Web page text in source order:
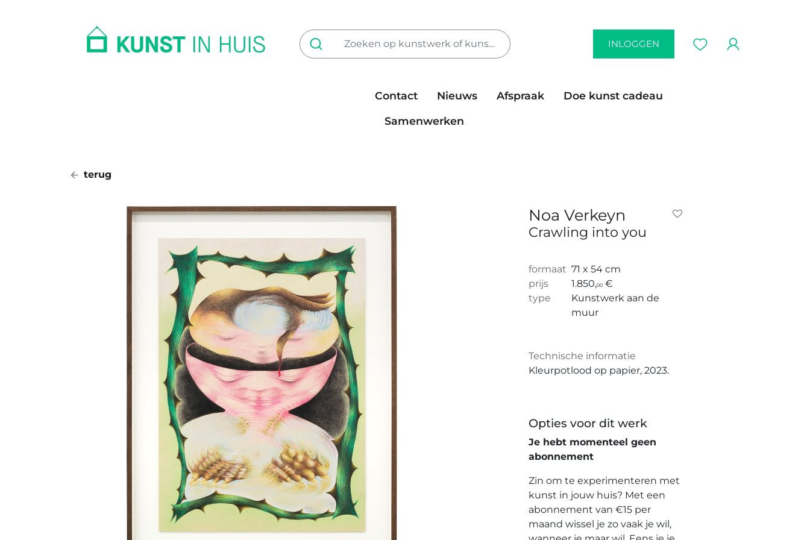
INLOGGEN
Contact Nieuws Afspraak
Doe kunst cadeau
Samenwerken
terug
Noa Verkeyn
Crawling into you
formaat 71 x 54 cm
prijs
1.850,00 €
type
Kunstwerk aan de
muur
Technische informatie
Kleurpotlood op papier, 2023.
Opties voor dit werk
Je hebt momenteel geen
abonnement
Zin om te experimenteren met
kunst in jouw huis? Met een
abonnement van €15 per
maand wissel je zo vaak je wil,